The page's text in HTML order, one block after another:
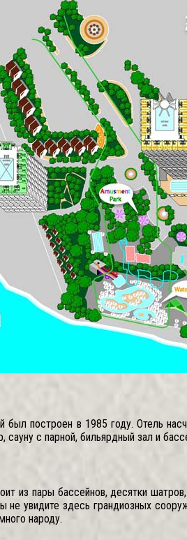
был построен в 1985 году. Отель
с парной, бильярдный зал и
из пары бассейнов, десятки
увидите здесь грандиозных
народу.